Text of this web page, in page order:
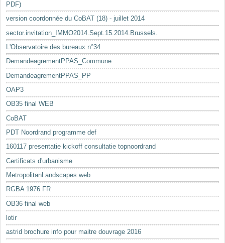
PDF)
version coordonnée du CoBAT (18) - juillet 2014
sector.invitation_IMMO2014.Sept.15.2014.Brussels.
L'Observatoire des bureaux n°34
DemandeagrementPPAS_Commune
DemandeagrementPPAS_PP
OAP3
OB35 final WEB
CoBAT
PDT Noordrand programme def
160117 presentatie kickoff consultatie topnoordrand
Certificats d'urbanisme
MetropolitanLandscapes web
RGBA 1976 FR
OB36 final web
lotir
astrid brochure info pour maitre douvrage 2016